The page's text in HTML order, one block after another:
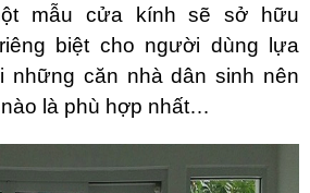
mẫu cửa kính sẽ sở hữu
biệt cho người dùng lựa
những căn nhà dân sinh nên
là phù hợp nhất…